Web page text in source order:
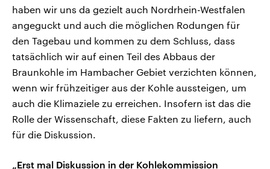
haben wir uns da gezielt auch Nordrhein-Westfalen
angeguckt und auch die möglichen Rodungen für
den Tagebau und kommen zu dem Schluss, dass
tatsächlich wir auf einen Teil des Abbaus der
Braunkohle im Hambacher Gebiet verzichten können,
wenn wir frühzeitiger aus der Kohle aussteigen, um
auch die Klimaziele zu erreichen. Insofern ist das die
Rolle der Wissenschaft, diese Fakten zu liefern, auch
für die Diskussion.
„Erst mal Diskussion in der Kohlekommission